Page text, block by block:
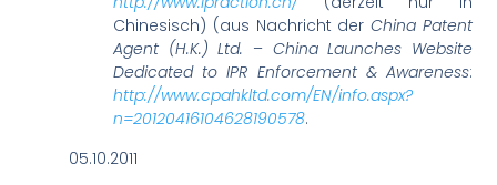
Chinesisch) (aus Nachricht der China Patent
Agent (H.K.) Ltd. – China Launches Website
Dedicated to IPR Enforcement & Awareness:
http://www.cpahkltd.com/EN/info.aspx?
n=20120416104628190578.
05.10.2011